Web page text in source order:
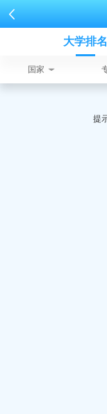
大学排名
国家
提